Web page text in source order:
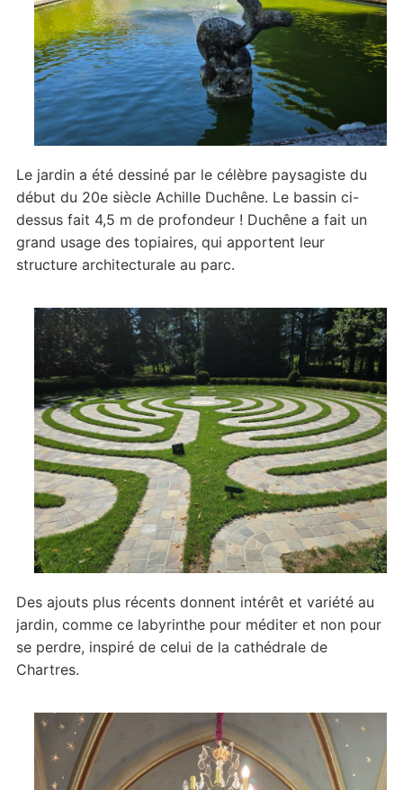
Le jardin a été dessiné par le célèbre paysagiste du
début du 20e siècle Achille Duchêne. Le bassin ci-
dessus fait 4,5 m de profondeur ! Duchêne a fait un
grand usage des topiaires, qui apportent leur
structure architecturale au parc.
Des ajouts plus récents donnent intérêt et variété au
jardin, comme ce labyrinthe pour méditer et non pour
se perdre, inspiré de celui de la cathédrale de
Chartres.